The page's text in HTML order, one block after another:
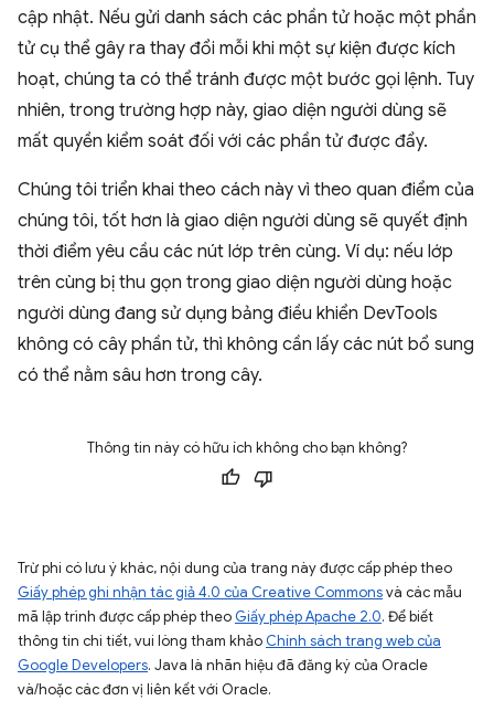
cập nhật. Nếu gửi danh sách các phần tử hoặc một phần
tử cụ thể gây ra thay đổi mỗi khi một sự kiện được kích
hoạt, chúng ta có thể tránh được một bước gọi lệnh. Tuy
nhiên, trong trường hợp này, giao diện người dùng sẽ
mất quyền kiểm soát đối với các phần tử được đẩy.
Chúng tôi triển khai theo cách này vì theo quan điểm của
chúng tôi, tốt hơn là giao diện người dùng sẽ quyết định
thời điểm yêu cầu các nút lớp trên cùng. Ví dụ: nếu lớp
trên cùng bị thu gọn trong giao diện người dùng hoặc
người dùng đang sử dụng bảng điều khiển DevTools
không có cây phần tử, thì không cần lấy các nút bổ sung
có thể nằm sâu hơn trong cây.
Thông tin này có hữu ích không cho bạn không?
Trừ phi có lưu ý khác, nội dung của trang này được cấp phép theo
Giấy phép ghi nhận tác giả 4.0 của Creative Commonsvà các mẫu
mã lập trình được cấp phép theo Giấy phép Apache 2.0. Để biết
thông tin chi tiết, vui lòng tham khảo Chính sách trang web của
Google Developers. Java là nhãn hiệu đã đăng ký của Oracle
và/hoặc các đơn vị liên kết với Oracle.